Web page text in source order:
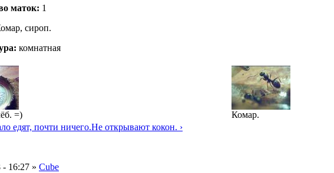
маток: 1
сироп.
комнатная
=)
Комар.
едят, почти ничего.Не открывают кокон. ›
- 16:27 » Cube